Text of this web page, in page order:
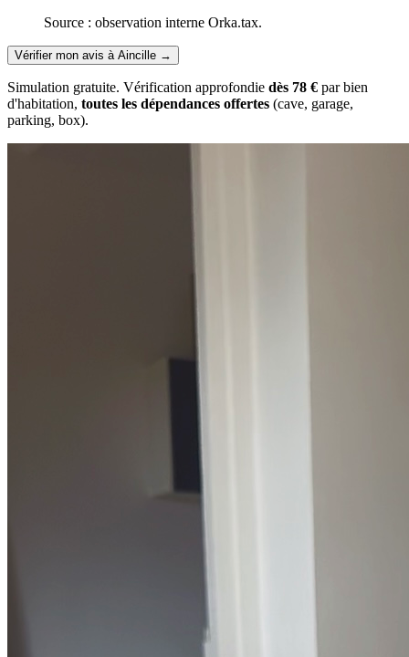
Source : observation interne Orka.tax.
Vérifier mon avis à Aincille →
Simulation gratuite. Vérification approfondie dès 78 € par bien
d'habitation, toutes les dépendances offertes (cave, garage,
parking, box).